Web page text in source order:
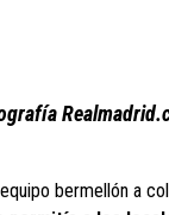
bermellón a